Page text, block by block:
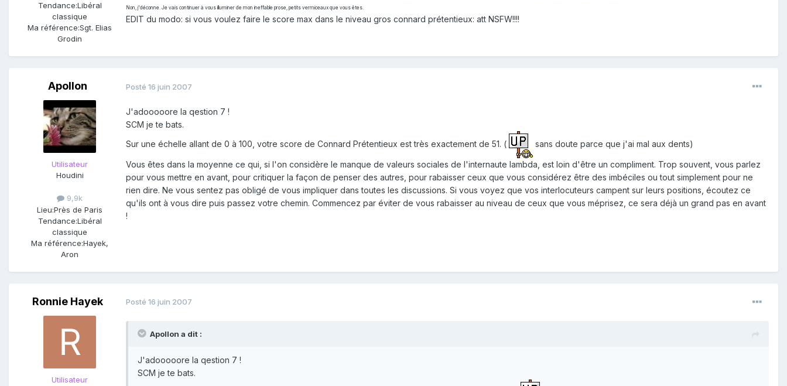
Tendance:Libéral
classique
Ma référence:Sgt. Elias
Grodin
Non, j'déconne. Je vais continuer à vous illuminer de mon ineffable prose, petits vermiceaux que vous êtes.
EDIT du modo: si vous voulez faire le score max dans le niveau gros connard prétentieux: att NSFW!!!!
Apollon
Utilisateur
Houdini
9,9k
Lieu:Près de Paris
Tendance:Libéral
classique
Ma référence:Hayek,
Aron
Posté 16 juin 2007
J'adooooore la qestion 7 !
SCM je te bats.
Sur une échelle allant de 0 à 100, votre score de Connard Prétentieux est très exactement de 51. (
sans doute parce que j'ai mal aux dents)
Vous êtes dans la moyenne ce qui, si l'on considère le manque de valeurs sociales de l'internaute lambda, est loin d'être un compliment. Trop souvent, vous parlez
pour vous mettre en avant, pour critiquer la façon de penser des autres, pour rabaisser ceux que vous considérez être des imbéciles ou tout simplement pour ne
rien dire. Ne vous sentez pas obligé de vous impliquer dans toutes les discussions. Si vous voyez que vos interlocuteurs campent sur leurs positions, écoutez ce
qu'ils ont à vous dire puis passez votre chemin. Commencez par éviter de vous rabaisser au niveau de ceux que vous méprisez, ce sera déjà un grand pas en avant
!
Ronnie Hayek
Utilisateur
Posté 16 juin 2007
Apollon a dit :
J'adooooore la qestion 7 !
SCM je te bats.